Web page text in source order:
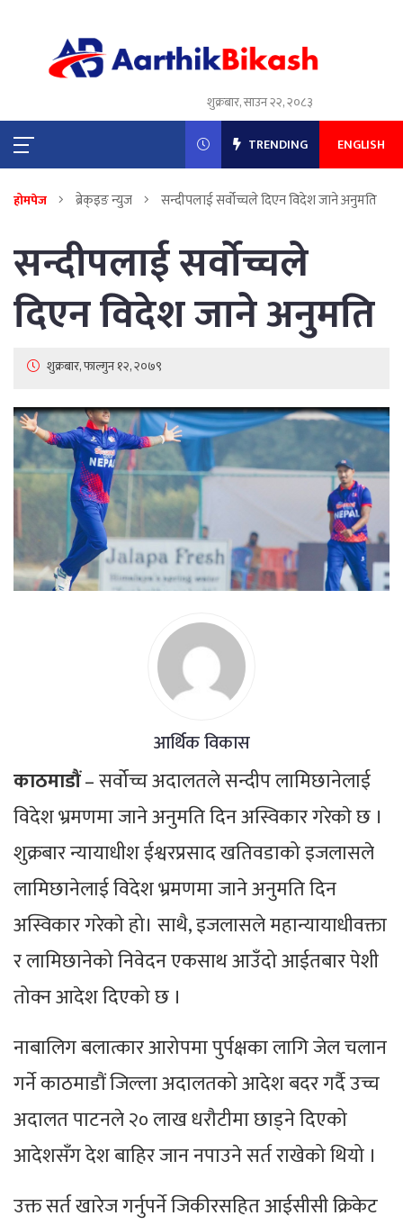
शुक्रबार, साउन २२, २०८३
TRENDING ENGLISH
होमपेज ब्रेक्इङ न्युज सन्दीपलाई सर्वोच्चले दिएन विदेश जाने अनुमति
सन्दीपलाई सर्वोच्चले
दिएन विदेश जाने अनुमति
शुक्रबार, फाल्गुन १२, २०७९
आर्थिक विकास
काठमाडौं– सर्वोच्च अदालतले सन्दीप लामिछानेलाई
विदेश भ्रमणमा जाने अनुमति दिन अस्विकार गरेकाे छ ।
शुक्रबार न्यायाधीश ईश्वरप्रसाद खतिवडाको इजलासले
लामिछानेलाई विदेश भ्रमणमा जाने अनुमति दिन
अस्विकार गरेकाे हो। साथै, इजलासले महान्यायाधीवक्ता
र लामिछानेको निवेदन एकसाथ आउँदो आईतबार पेशी
तोक्न आदेश दिएको छ ।
नाबालिग बलात्कार आरोपमा पुर्पक्षका लागि जेल चलान
गर्ने काठमाडौं जिल्ला अदालतको आदेश बदर गर्दै उच्च
अदालत पाटनले २० लाख धरौटीमा छाड्ने दिएको
आदेशसँग देश बाहिर जान नपाउने सर्त राखेको थियो ।
उक्त सर्त खारेज गर्नुपर्ने जिकीरसहित आईसीसी क्रिकेट